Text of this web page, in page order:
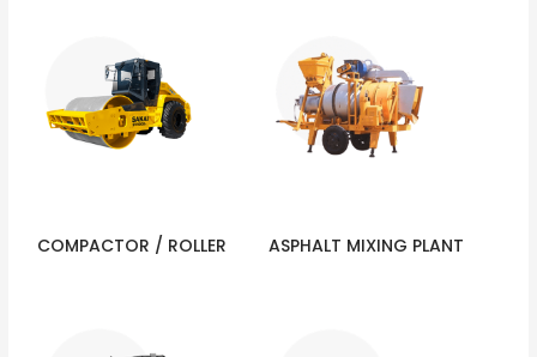
COMPACTOR / ROLLER ASPHALT MIXING PLANT